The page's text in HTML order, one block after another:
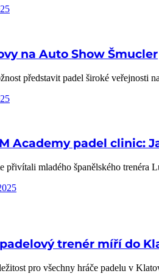
na Auto Show Šmucler
představit padel široké veřejnosti
Academy padel clinic:
přivítali mladého španělského
trenér míří do
pro všechny hráče padelu v